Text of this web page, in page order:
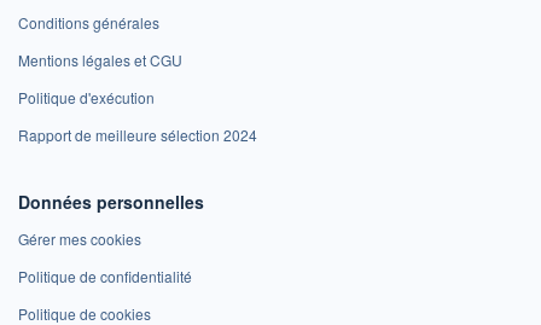
Conditions générales
Mentions légales et CGU
Politique d'exécution
Rapport de meilleure sélection 2024
Données personnelles
Gérer mes cookies
Politique de confidentialité
Politique de cookies